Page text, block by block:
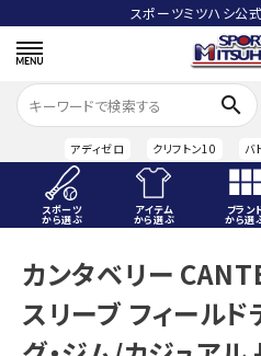
スポーツミツハシ公
search
アディゼロ クリフトン10 バ
スポーツ
から選ぶ
アイテム
から選ぶ
ブラン
から選
ACCOUNT MENU
ようこそ ゲスト 様
meeting_room ログイン person 会員登
カンタベリー
スリーブ フィール